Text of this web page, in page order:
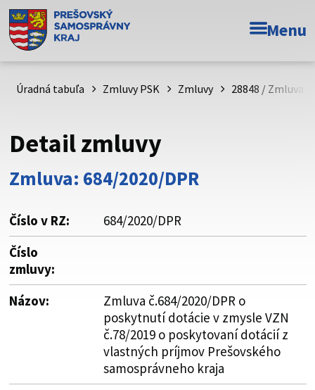
Doména psk.sk je oficiálna
Toto je oficiálna webová stránka Prešovského
psk.sk.
Buďte pozorní a vždy sa uistite, že zdieľate informácie iba
cez zabezpečenú webovú stránku. Zabezpečená stránka
vždy začína https:// pred názvom domény webového sídla.
Menu
Úradná tabuľa Zmluvy PSK Zmluvy 28848 / Zmluva
Detail zmluvy
Zmluva: 684/2020/DPR
Číslo v RZ:
684/2020/DPR
Číslo
zmluvy:
Názov:
Zmluva č.684/2020/DPR o
poskytnutí dotácie v zmysle VZN
č.78/2019 o poskytovaní dotácií z
vlastných príjmov Prešovského
samosprávneho kraja